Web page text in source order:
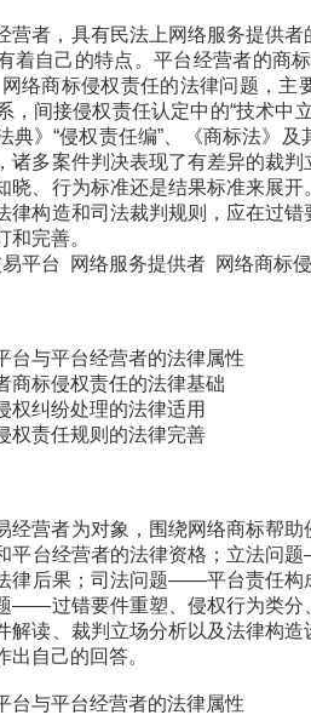
营者，具有民法上网络服务提供
着自己的特点。平台经营者的商
络商标侵权责任的法律问题，
，间接侵权责任认定中的“技术中
典》“侵权责任编”、《商标法》
诸多案件判决表现了有差异的裁判
晓、行为标准还是结果标准来展
律构造和司法裁判规则，应在过
和完善。
平台 网络服务提供者 网络商标
台与平台经营者的法律属性
商标侵权责任的法律基础
权纠纷处理的法律适用
权责任规则的法律完善
经营者为对象，围绕网络商标帮
平台经营者的法律资格；立法问
律后果；司法问题——平台责任构
——过错要件重塑、侵权行为类分
解读、裁判立场分析以及法律构
出自己的回答。
台与平台经营者的法律属性